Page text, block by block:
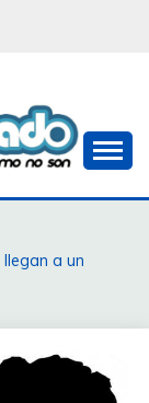
a un